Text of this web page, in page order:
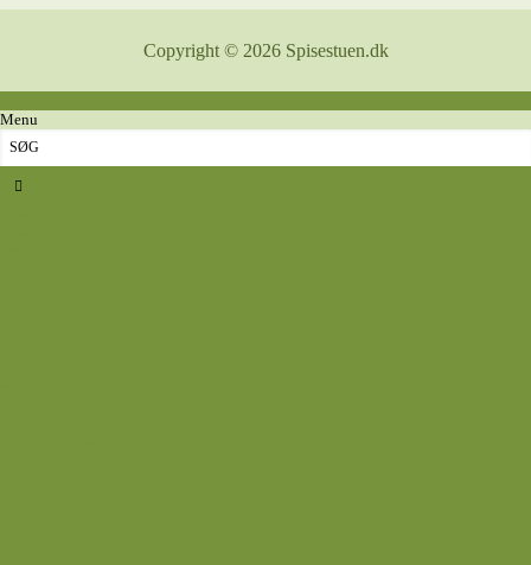
Copyright © 2026 Spisestuen.dk
Menu